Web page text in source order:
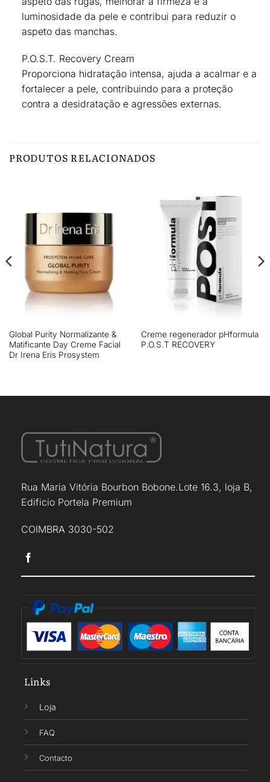
luminosidade da pele e contribui para reduzir o
aspeto das manchas.
P.O.S.T. Recovery Cream
Proporciona hidratação intensa, ajuda a acalmar e a
fortalecer a pele, contribuindo para a proteção
contra a desidratação e agressões externas.
PRODUTOS RELACIONADOS
Global Purity Normalizante &
Matificante Day Creme Facial
Dr Irena Eris Prosystem
Creme regenerador pHformula
P.O.S.T RECOVERY
Rua Maria Vitória Bourbon Bobone.Lote 16.3, loja B,
Edificio Portela Premium
COIMBRA 3030-502
Links
Loja
FAQ
Contacto